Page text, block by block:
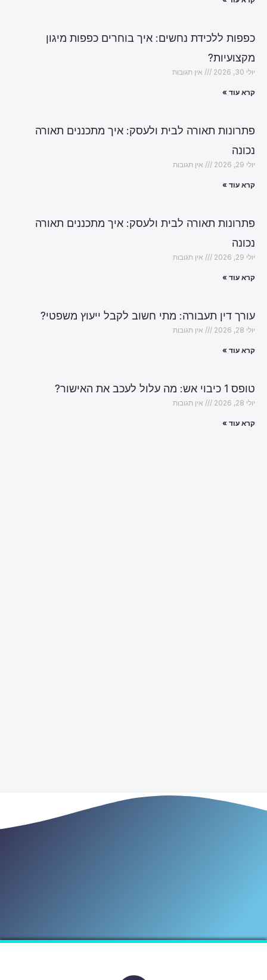
כפפות ללכידת נחשים: איך בוחרים כפפות מיגון
מקצועיות?
יולי 30, 2026 אין תגובות
קרא עוד »
פתרונות תאורה לבית ולעסק: איך מתכננים תאורה
נכונה
יולי 29, 2026 אין תגובות
קרא עוד »
פתרונות תאורה לבית ולעסק: איך מתכננים תאורה
נכונה
יולי 29, 2026 אין תגובות
קרא עוד »
עורך דין תעבורה: מתי חשוב לקבל ייעוץ משפטי?
יולי 28, 2026 אין תגובות
קרא עוד »
טופס 1 כיבוי אש: מה עלול לעכב את האישור?
יולי 28, 2026 אין תגובות
קרא עוד »